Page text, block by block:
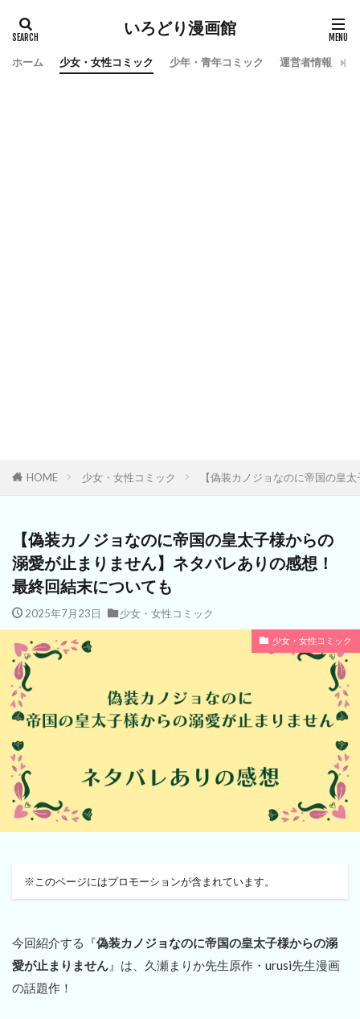
いろどり漫画館
ホーム 少女・女性コミック 少年・青年コミック 運営者情報
HOME 少女・女性コミック 【偽装カノジョなのに帝国の皇
【偽装カノジョなのに帝国の皇太子様からの
溺愛が止まりません】ネタバレありの感想！
最終回結末についても
2025年7月23日 少女・女性コミック
少女・女性コミック
※このページにはプロモーションが含まれています。
今回紹介する『偽装カノジョなのに帝国の皇太子様からの溺
愛が止まりません 』は、久瀬まりか先生原作・urusi先生漫画
の話題作！